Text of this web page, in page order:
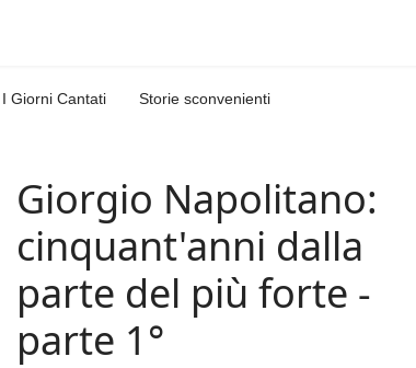
I Giorni Cantati Storie sconvenienti
Giorgio Napolitano:
cinquant'anni dalla
parte del più forte -
parte 1°